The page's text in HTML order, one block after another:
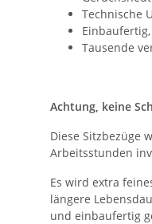
Technische
Tausende
Achtung, keine
Diese Sitzbezüge
Arbeitsstunden
Es wird extra
längere
und einbaufertig